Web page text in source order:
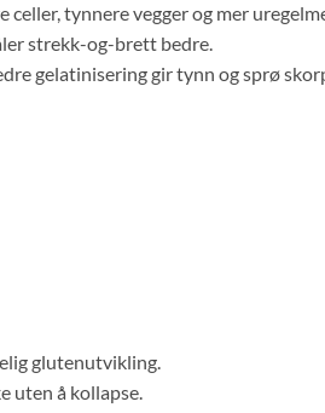
tynnere vegger og mer
strekk-og-brett bedre.
gelatinisering gir tynn og sprø
glutenutvikling.
uten å kollapse.